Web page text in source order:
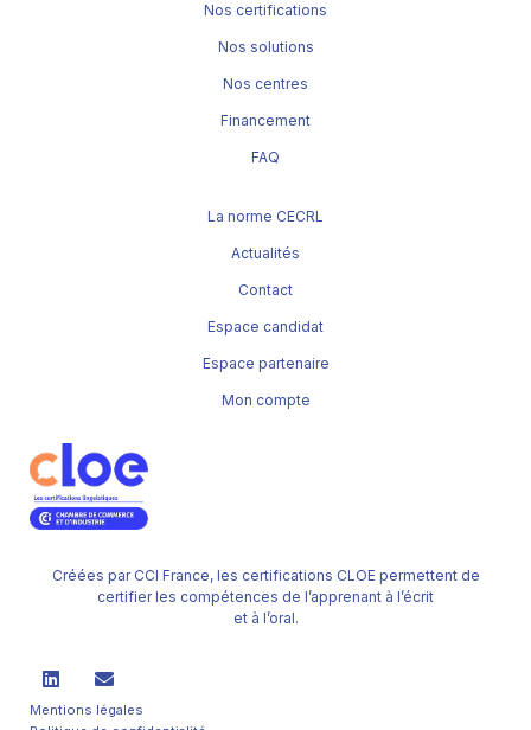
Créées par CCI France, les certifications CLOE permettent de
certifier les compétences de l’apprenant à l’écrit
et à l’oral.
Mentions légales
Nos certifications
Nos solutions
Nos centres
Financement
FAQ
La norme CECRL
Actualités
Contact
Espace candidat
Espace partenaire
Mon compte